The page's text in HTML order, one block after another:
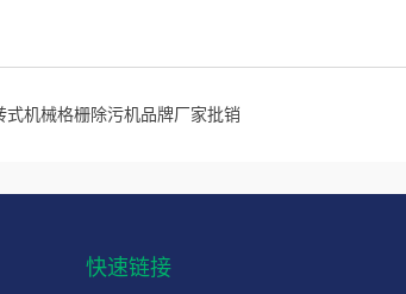
式机械格栅除污机品牌厂家批销
快速链接